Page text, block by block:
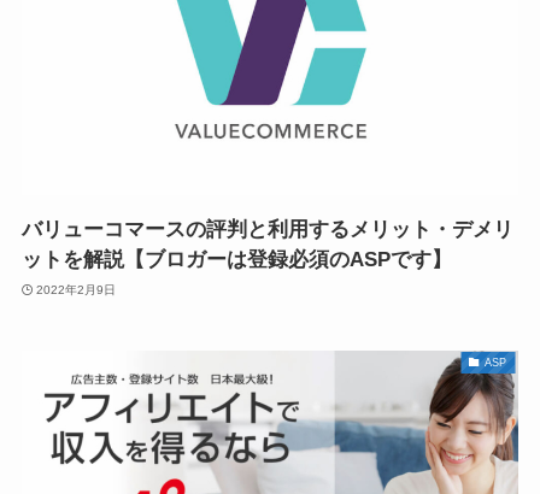
バリューコマースの評判と利用するメリット・デメリ
ットを解説【ブロガーは登録必須のASPです】
2022年2月9日
ASP